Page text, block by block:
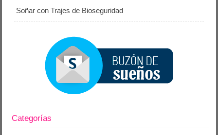
Soñar con Trajes de Bioseguridad
Categorías